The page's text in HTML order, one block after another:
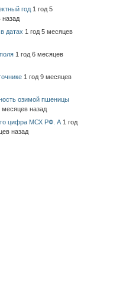
год 1 год 5
назад
датах 1 год 5 месяцев
1 год 6 месяцев
1 год 9 месяцев
озимой пшеницы
месяцев назад
цифра МСХ РФ. А 1 год
назад